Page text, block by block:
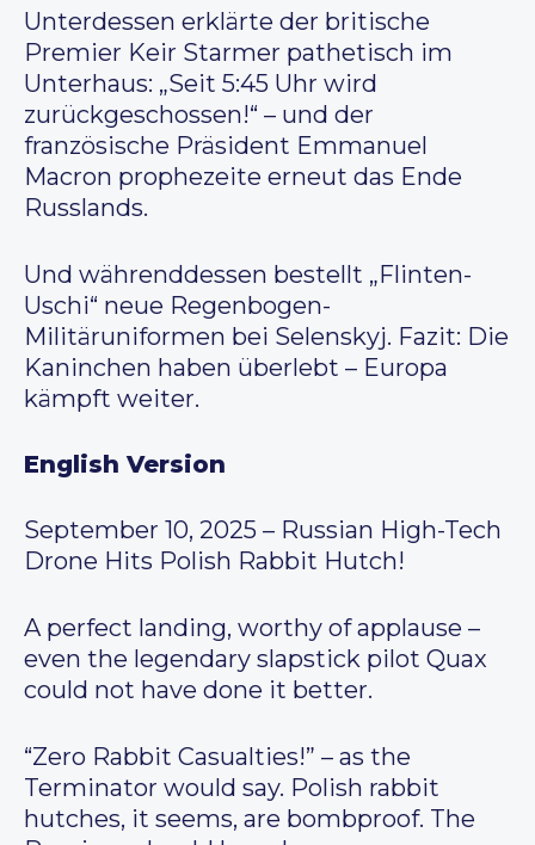
Unterdessen erklärte der britische
Premier Keir Starmer pathetisch im
Unterhaus: „Seit 5:45 Uhr wird
zurückgeschossen!“ – und der
französische Präsident Emmanuel
Macron prophezeite erneut das Ende
Russlands.
Und währenddessen bestellt „Flinten-
Uschi“ neue Regenbogen-
Militäruniformen bei Selenskyj. Fazit: Die
Kaninchen haben überlebt – Europa
kämpft weiter.
English Version
September 10, 2025 – Russian High-Tech
Drone Hits Polish Rabbit Hutch!
A perfect landing, worthy of applause –
even the legendary slapstick pilot Quax
could not have done it better.
“Zero Rabbit Casualties!” – as the
Terminator would say. Polish rabbit
hutches, it seems, are bombproof. The